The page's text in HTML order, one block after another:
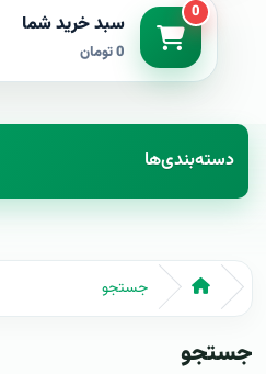
0 سبد خرید شما
0 تومان
دسته‌بندی‌ها
جستجو
جستجو